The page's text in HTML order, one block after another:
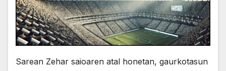
Sarean Zehar saioaren atal honetan, gaurkotasun